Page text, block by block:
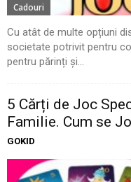
Cadouri
Cu atât de multe opțiuni
societate potrivit pentru
pentru părinți și...
5 Cărți de Joc
Familie. Cum se
GOKID